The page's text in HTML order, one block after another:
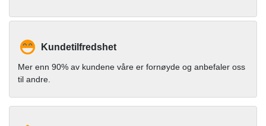
Kundetilfredshet
Mer enn 90% av kundene våre er fornøyde og anbefaler oss
til andre.